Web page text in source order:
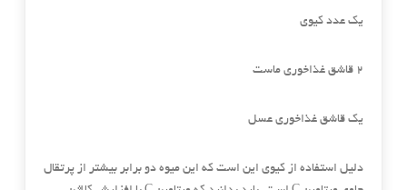
یک عدد کیوی
۲ قاشق غذاخوری ماست
یک قاشق غذاخوری عسل
دلیل استفاده از کیوی این است که این میوه دو برابر بیشتر از پرتقال